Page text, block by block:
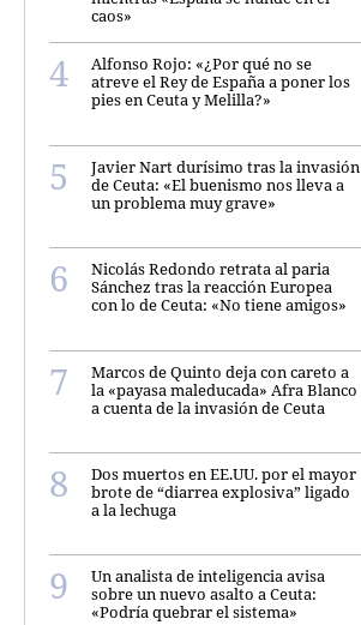
caos»
Alfonso Rojo: «¿Por qué no se
atreve el Rey de España a poner los
pies en Ceuta y Melilla?»
Javier Nart durísimo tras la invasión
de Ceuta: «El buenismo nos lleva a
un problema muy grave»
Nicolás Redondo retrata al paria
Sánchez tras la reacción Europea
con lo de Ceuta: «No tiene amigos»
Marcos de Quinto deja con careto a
la «payasa maleducada» Afra Blanco
a cuenta de la invasión de Ceuta
Dos muertos en EE.UU. por el mayor
brote de “diarrea explosiva” ligado
a la lechuga
Un analista de inteligencia avisa
sobre un nuevo asalto a Ceuta:
«Podría quebrar el sistema»